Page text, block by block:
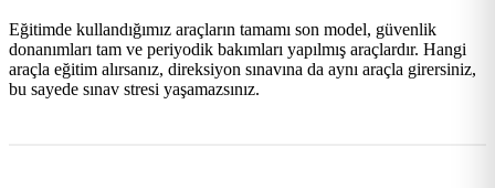
Eğitimde kullandığımız araçların tamamı son model, güvenlik
donanımları tam ve periyodik bakımları yapılmış araçlardır. Hangi
araçla eğitim alırsanız, direksiyon sınavına da aynı araçla girersiniz,
bu sayede sınav stresi yaşamazsınız.